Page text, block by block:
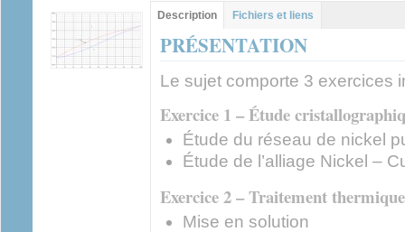
Groupe principal
Description (onglet
actif)
Fichiers et liens
PRÉSENTATION
Le sujet comporte 3 exercices
Exercice 1 – Étude
Étude du réseau de nickel
Étude de l’alliage Nickel –
Exercice 2 – Traitement
Mise en solution